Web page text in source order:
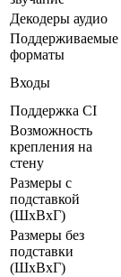
Декодеры аудио
Поддерживаемые
форматы
Входы
Поддержка CI
Возможность
крепления на
стену
Размеры с
подставкой
(ШxВxГ)
Размеры без
подставки
(ШxВxГ)